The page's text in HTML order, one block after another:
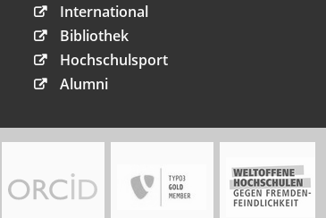
International
Bibliothek
Hochschulsport
Alumni